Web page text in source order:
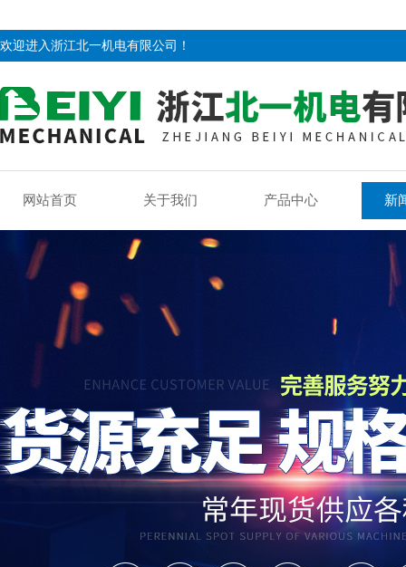
欢迎进入浙江北一机电有限公司！
网站首页 关于我们 产品中心 新